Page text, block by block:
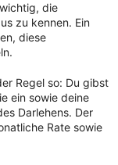
die
zu kennen. Ein
diese
Regel so: Du gibst
ein sowie deine
Darlehens. Der
Rate sowie